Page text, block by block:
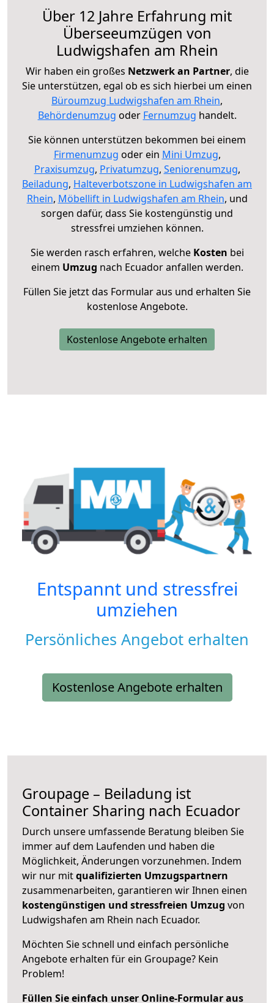
Über 12 Jahre Erfahrung mit
Überseeumzügen von
Ludwigshafen am Rhein
Wir haben ein großes Netzwerk an Partner, die
Sie unterstützen, egal ob es sich hierbei um einen
Büroumzug Ludwigshafen am Rhein,
Behördenumzug oder Fernumzug handelt.
Sie können unterstützen bekommen bei einem
Firmenumzug oder ein Mini Umzug,
Praxisumzug, Privatumzug, Seniorenumzug,
Beiladung, Halteverbotszone in Ludwigshafen am
Rhein, Möbellift in Ludwigshafen am Rhein, und
sorgen dafür, dass Sie kostengünstig und
stressfrei umziehen können.
Sie werden rasch erfahren, welche Kosten bei
einem Umzug nach Ecuador anfallen werden.
Füllen Sie jetzt das Formular aus und erhalten Sie
kostenlose Angebote.
Kostenlose Angebote erhalten
Entspannt und stressfrei
umziehen
Persönliches Angebot erhalten
Kostenlose Angebote erhalten
Groupage – Beiladung ist
Container Sharing nach Ecuador
Durch unsere umfassende Beratung bleiben Sie
immer auf dem Laufenden und haben die
Möglichkeit, Änderungen vorzunehmen. Indem
wir nur mitqualifizierten Umzugspartnern
zusammenarbeiten, garantieren wir Ihnen einen
kostengünstigen und stressfreien Umzug von
Ludwigshafen am Rhein nach Ecuador.
Möchten Sie schnell und einfach persönliche
Angebote erhalten für ein Groupage? Kein
Problem!
Füllen Sie einfach unser Online-Formular aus